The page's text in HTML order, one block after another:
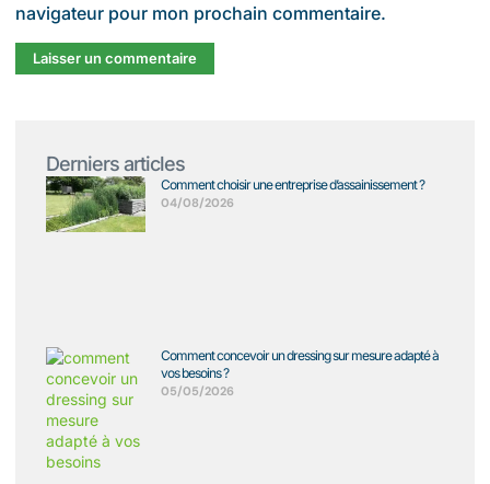
navigateur pour mon prochain commentaire.
Derniers articles
Comment choisir une entreprise d’assainissement ?
04/08/2026
Comment concevoir un dressing sur mesure adapté à
vos besoins ?
05/05/2026